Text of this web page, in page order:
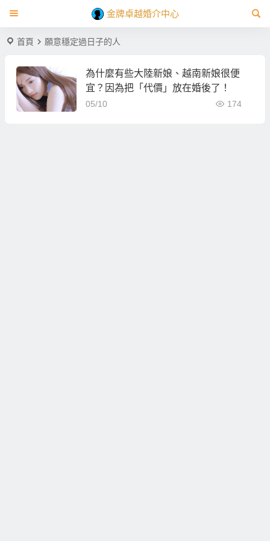
金牌卓越婚介中心
首頁 願意穩定過日子的人
為什麼有些大陸新娘、越南新娘很便
宜？因為把「代價」放在婚後了！
05/10 174